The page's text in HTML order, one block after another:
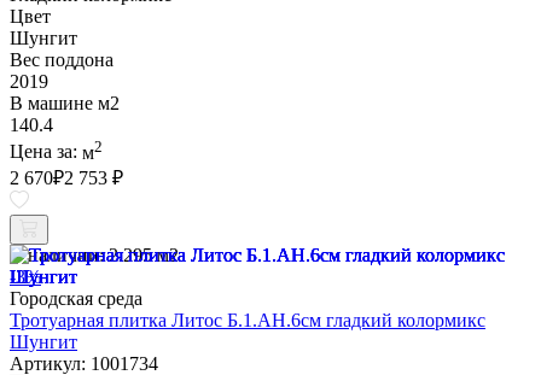
Цвет
Шунгит
Вес поддона
2019
В машине м2
140.4
Цена за: м2
2 670₽2 753 ₽
В наличии: 2.295 м2
-3%
Городская среда
Тротуарная плитка Литос Б.1.АН.6см гладкий колормикс
Шунгит
Артикул: 1001734